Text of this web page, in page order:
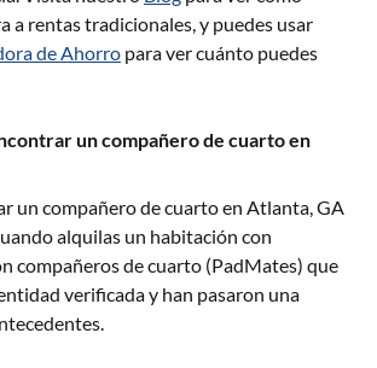
a rentas tradicionales, y puedes usar
de Ahorro para ver cuánto puedes
un compañero de cuarto en
un compañero de cuarto en Atlanta, GA
alquilas un habitación con
compañeros de cuarto (PadMates) que
verificada y han pasaron una